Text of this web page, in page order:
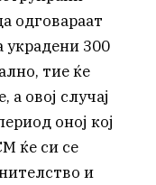
одговараат
украдени 300
тие ќе
а овој случај
оној кој
ќе си се
и